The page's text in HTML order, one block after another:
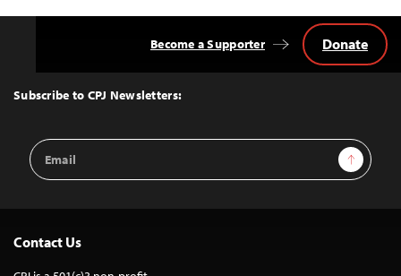
Top
Subscribe to CPJ Newsletters:
Email
Address
Sign Up
Become a Supporter Donate
Contact Us